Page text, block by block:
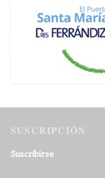
SUSCRIPCIÓN
Suscribirse